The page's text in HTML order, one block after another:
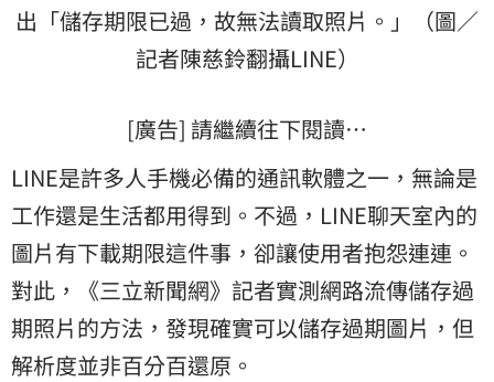
出「儲存期限已過，故無法讀取照片。」（圖／
記者陳慈鈴翻攝LINE）
[廣告] 請繼續往下閱讀…
LINE是許多人手機必備的通訊軟體之一，無論是
工作還是生活都用得到。不過，LINE聊天室內的
圖片有下載期限這件事，卻讓使用者抱怨連連。
對此，《三立新聞網》記者實測網路流傳儲存過
期照片的方法，發現確實可以儲存過期圖片，但
解析度並非百分百還原。